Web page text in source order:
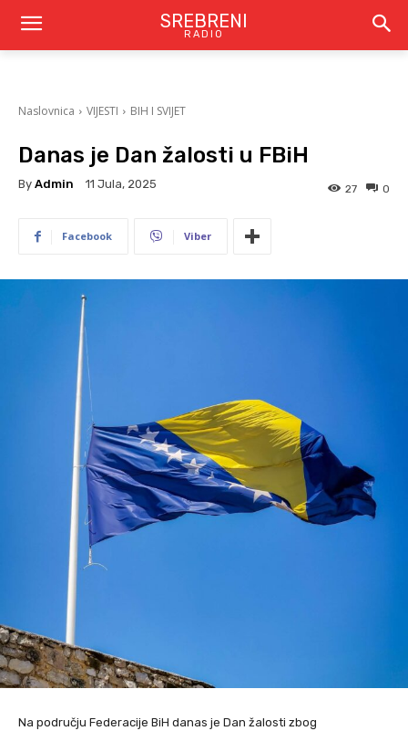
SREBRENI
RADIO
Naslovnica VIJESTI BIH I SVIJET
Danas je Dan žalosti u FBiH
By Admin 11 Jula, 2025 0
27
Facebook Viber
Na području Federacije BiH danas je Dan žalosti zbog